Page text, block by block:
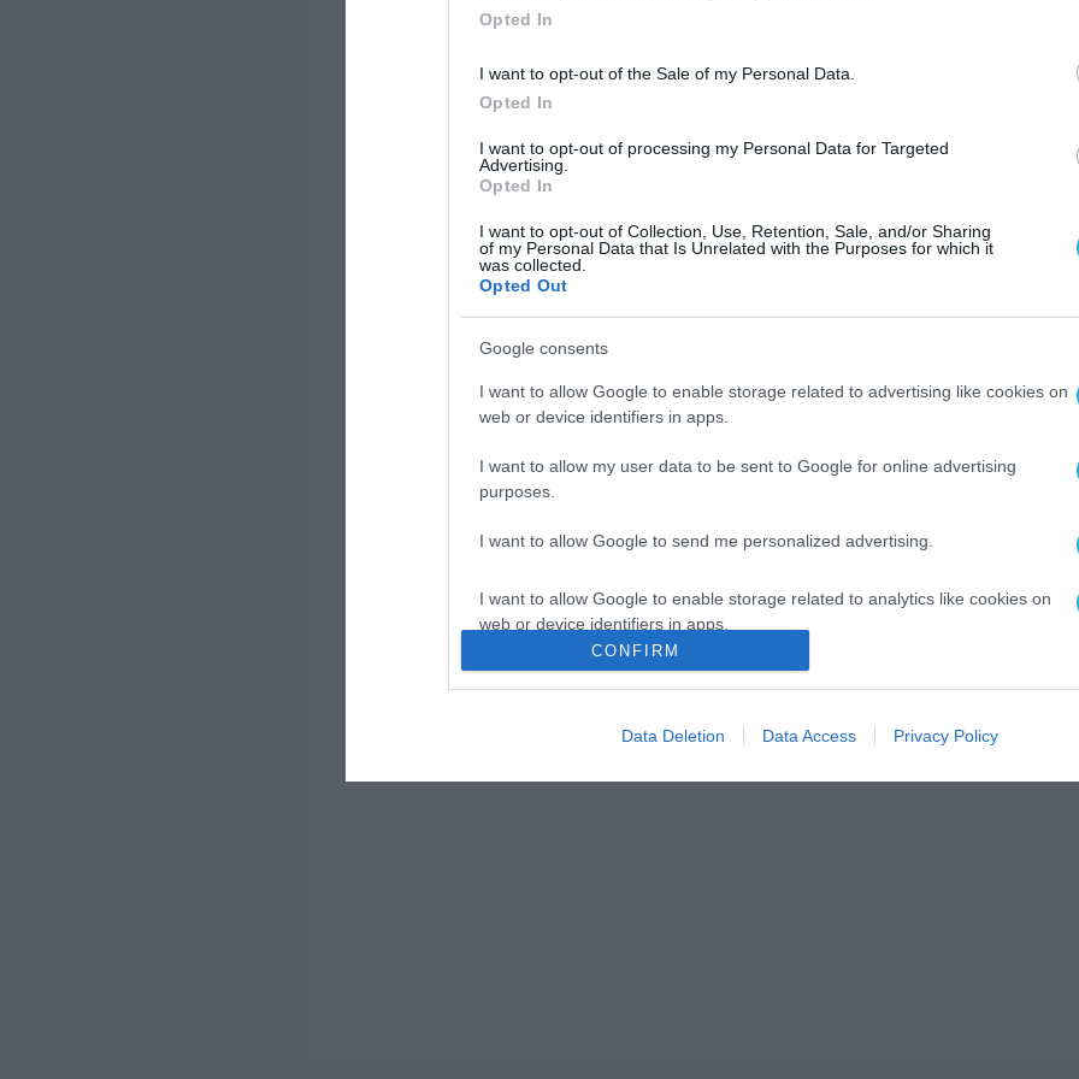
Opted In
I want to opt-out of the Sale of my Personal Data.
Opted In
I want to opt-out of processing my Personal Data for Targeted
Advertising.
Opted In
I want to opt-out of Collection, Use, Retention, Sale, and/or Sharing
of my Personal Data that Is Unrelated with the Purposes for which it
was collected.
Opted Out
Google consents
I want to allow Google to enable storage related to advertising like cookies on
web or device identifiers in apps.
I want to allow my user data to be sent to Google for online advertising
purposes.
I want to allow Google to send me personalized advertising.
I want to allow Google to enable storage related to analytics like cookies on
web or device identifiers in apps.
I want to allow Google to enable storage related to functionality of the website
I want to allow Google to enable storage related to personalization.
CONFIRM
Data Deletion Data Access Privacy Policy